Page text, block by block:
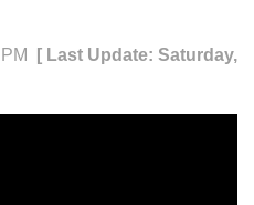
[ Last Update: Saturday,